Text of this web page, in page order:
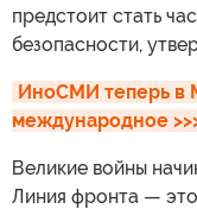
предстоит стать
безопасности,
ИноСМИ теперь в
международное
Великие войны
Линия фронта — это